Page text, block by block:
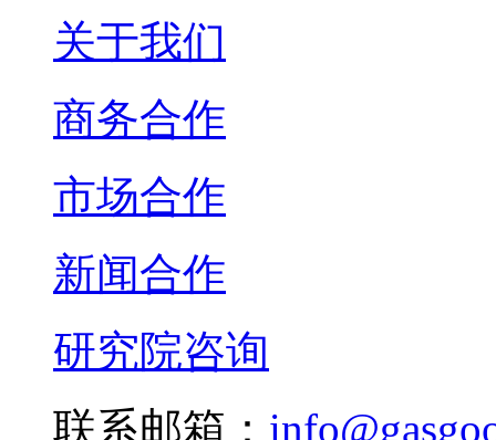
关于我们
商务合作
市场合作
新闻合作
研究院咨询
联系邮箱：